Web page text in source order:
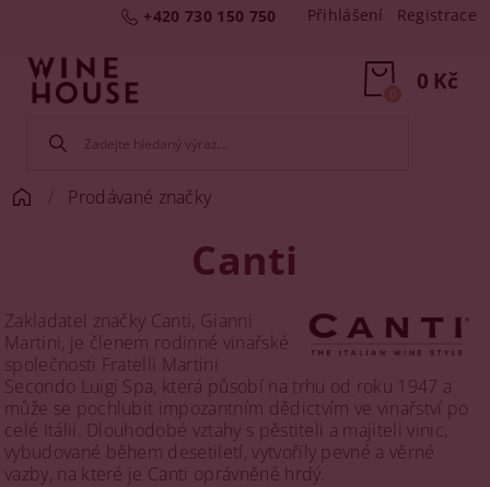
+420 730 150 750 Přihlášení Registrace
0 Kč
0
Prodávané značky
Canti
Zakladatel značky Canti, Gianni
Martini, je členem rodinné vinařské
společnosti Fratelli Martini
Secondo Luigi Spa, která působí na trhu od roku 1947 a
může se pochlubit impozantním dědictvím ve vinařství po
celé Itálii. Dlouhodobé vztahy s pěstiteli a majiteli vinic,
vybudované během desetiletí, vytvořily pevné a věrné
vazby, na které je Canti oprávněně hrdý.